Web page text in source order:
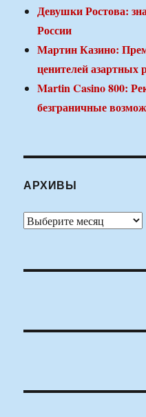
Девушки Ростова:
России
Мартин Казино:
ценителей азартных
Martin Casino 800:
безграничные
АРХИВЫ
Архивы